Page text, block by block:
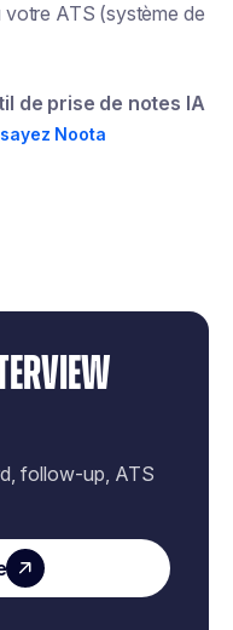
follow-up, ATS
ATS (système de
de prise de notes IA
Noota